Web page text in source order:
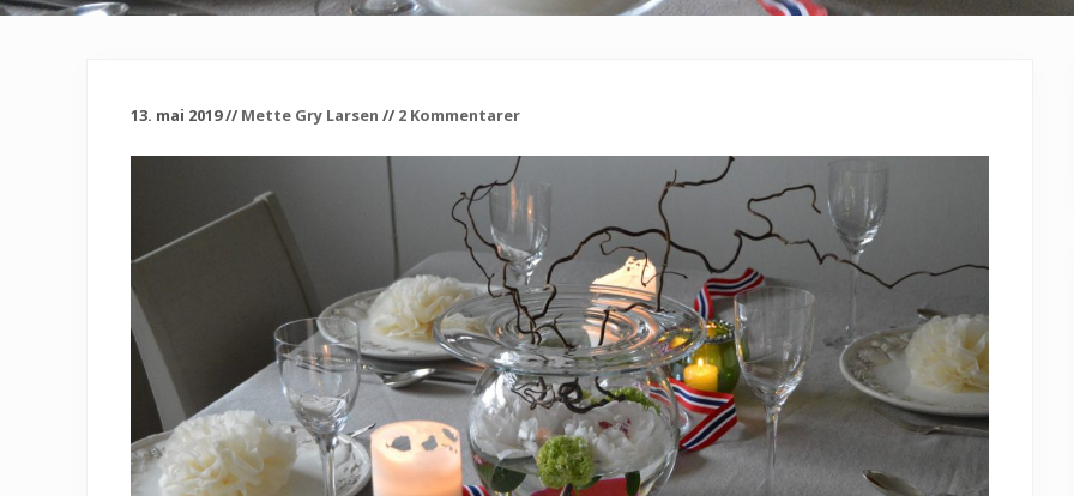
13. mai 2019// Mette Gry Larsen // 2 Kommentarer